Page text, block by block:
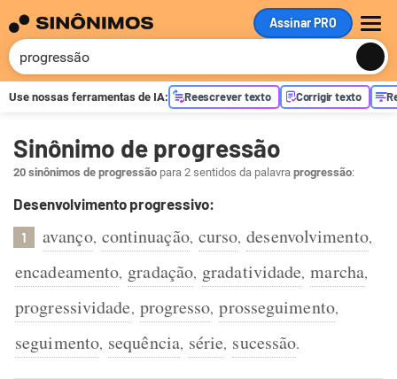
Assinar PRO
Use nossas ferramentas de IA: Reescrever texto Corrigir texto
Sinônimo de progressão
20 sinônimos de progressão para 2 sentidos da palavra progressão:
Desenvolvimento progressivo:
1 avanço, continuação, curso, desenvolvimento,
encadeamento, gradação, gradatividade, marcha,
progressividade, progresso, prosseguimento,
seguimento, sequência, série, sucessão.